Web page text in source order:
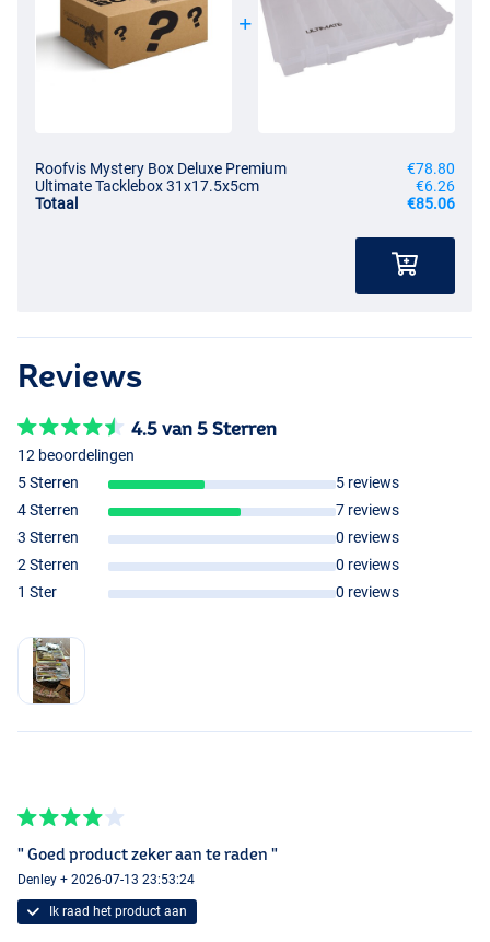
Roofvis Mystery Box Deluxe Premium
€78.80
Ultimate Tacklebox 31x17.5x5cm
€6.26
Totaal
€85.06
Reviews
4.5 van 5 Sterren
12 beoordelingen
5 Sterren
5 reviews
4 Sterren
7 reviews
3 Sterren
0 reviews
2 Sterren
0 reviews
1 Ster
0 reviews
" Goed product zeker aan te raden "
Denley + 2026-07-13 23:53:24
Ik raad het product aan